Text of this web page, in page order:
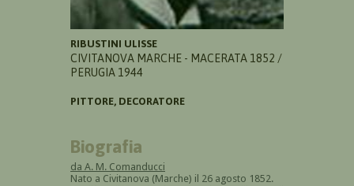
RIBUSTINI ULISSE
CIVITANOVA MARCHE - MACERATA 1852 /
PERUGIA 1944
PITTORE, DECORATORE
Biografia
da A. M. Comanducci
Nato a Civitanova (Marche) il 26 agosto 1852.